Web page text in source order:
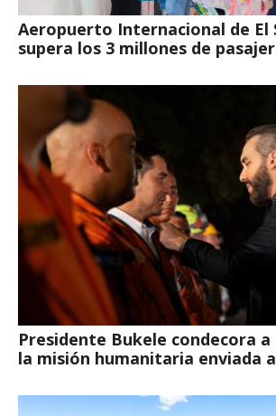
Aeropuerto Internacional de El
supera los 3 millones de
Presidente Bukele condecora
la misión humanitaria enviada